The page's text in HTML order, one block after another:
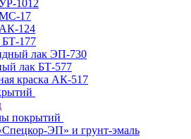
1012
17
124
БТ-177
лак ЭП-730
лак БТ-577
краска АК-517
покрытий
ЭП» и грунт-эмаль